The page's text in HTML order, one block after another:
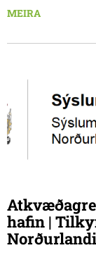
gjafabréf að
MEIRA
hafin |